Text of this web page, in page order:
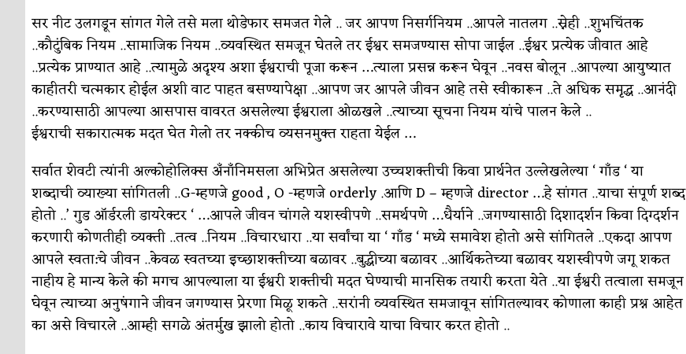
अपूर्ण कथा कथा
बुडीच खटलं – संयुक्त कुटुंब का गरजेचं? विशेष लेख
सर नीट उलगडून सांगत गेले तसे मला थोडेफार समजत गेले .. जर आपण निसर्गनियम ..आपले नातलग ..स्नेही ..शुभचिंतक
..कौटुंबिक नियम ..सामाजिक नियम ..व्यवस्थित समजून घेतले तर ईश्वर समजण्यास सोपा जाईल ..ईश्वर प्रत्येक जीवात आहे
..प्रत्येक प्राण्यात आहे ..त्यामुळे अदृश्य अशा ईश्वराची पूजा करून …त्याला प्रसन्न करून घेवून ..नवस बोलून ..आपल्या आयुष्यात
काहीतरी चत्मकार होईल अशी वाट पाहत बसण्यापेक्षा ..आपण जर आपले जीवन आहे तसे स्वीकारून ..ते अधिक समृद्ध ..आनंदी
..करण्यासाठी आपल्या आसपास वावरत असलेल्या ईश्वराला ओळखले ..त्याच्या सूचना नियम यांचे पालन केले ..
ईश्वराची सकारात्मक मदत घेत गेलो तर नक्कीच व्यसनमुक्त राहता येईल …
सर्वात शेवटी त्यांनी अल्कोहोलिक्स अँनाँनिमसला अभिप्रेत असलेल्या उच्चशक्तीची किवा प्रार्थनेत उल्लेखलेल्या ‘ गाँड ‘ या
शब्दाची व्याख्या सांगितली ..G-म्हणजे good , O -म्हणजे orderly .आणि D – म्हणजे director …हे सांगत ..याचा संपूर्ण शब्द
होतो ..’ गुड ऑर्डरली डायरेक्टर ‘ …आपले जीवन चांगले यशस्वीपणे ..समर्थपणे …धैर्याने ..जगण्यासाठी दिशादर्शन किवा दिग्दर्शन
करणारी कोणतीही व्यक्ती ..तत्व ..नियम ..विचारधारा ..या सर्वांचा या ‘ गाँड ‘ मध्ये समावेश होतो असे सांगितले ..एकदा आपण
आपले स्वता:चे जीवन ..केवळ स्वतच्या इच्छाशक्तीच्या बळावर ..बुद्धीच्या बळावर ..आर्थिकतेच्या बळावर यशस्वीपणे जगू शकत
नाहीय हे मान्य केले की मगच आपल्याला या ईश्वरी शक्तीची मदत घेण्याची मानसिक तयारी करता येते ..या ईश्वरी तत्वाला समजून
घेवून त्याच्या अनुषंगाने जीवन जगण्यास प्रेरणा मिळू शकते ..सरांनी व्यवस्थित समजावून सांगितल्यावर कोणाला काही प्रश्न आहेत
का असे विचारले ..आम्ही सगळे अंतर्मुख झालो होतो ..काय विचारावे याचा विचार करत होतो ..